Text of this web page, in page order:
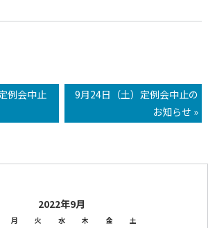
例会中止
9月24日（土）定例会中止の
お知らせ »
2022年9月
月 火 水 木 金 土